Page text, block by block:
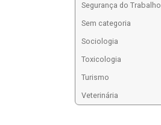
Segurança do Trabalho
Sem categoria
Sociologia
Toxicologia
Turismo
Veterinária